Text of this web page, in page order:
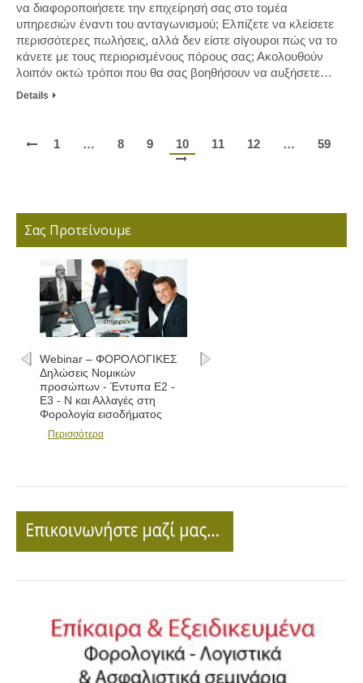
να διαφοροποιήσετε την επιχείρησή σας στο τομέα
υπηρεσιών έναντι του ανταγωνισμού; Ελπίζετε να κλείσετε
περισσότερες πωλήσεις, αλλά δεν είστε σίγουροι πώς να το
κάνετε με τους περιορισμένους πόρους σας; Ακολουθούν
λοιπόν οκτώ τρόποι που θα σας βοηθήσουν να αυξήσετε…
Details
1 … 8 9 10 11 12 … 59
Σας Προτείνουμε
Webinar – ΦΟΡΟΛΟΓΙΚΕΣ
Δηλώσεις - Συμπλήρωση
εντύπων Ε1 - Ε2 - Ε3 και
Αλλαγές
Περισσότερα